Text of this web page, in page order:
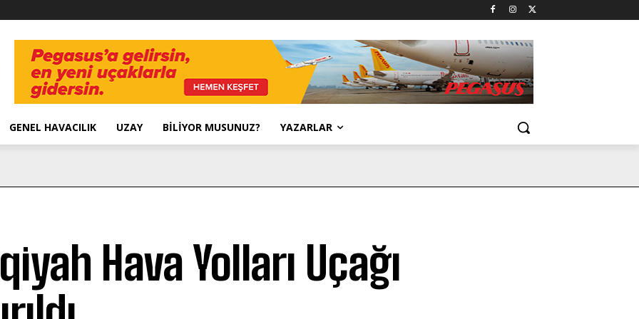
GENEL HAVACILIK UZAY BILIYOR MUSUNUZ? YAZARLAR
Hava Yolları Uçağı